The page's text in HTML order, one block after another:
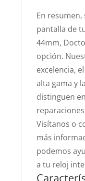
En resumen,
pantalla de
44mm,
opción.
excelencia,
alta gama y
distinguen
Visítanos o
más
podemos
a tu reloj